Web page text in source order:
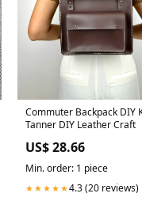
Commuter Backpack DIY
Tanner DIY Leather Craft
US$ 28.66
Min. order: 1 piece
★★★★★4.3 (20 reviews)